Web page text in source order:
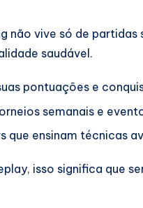
não vive só de
saudável.
pontuações e
semanais e
que ensinam técnicas
isso significa que